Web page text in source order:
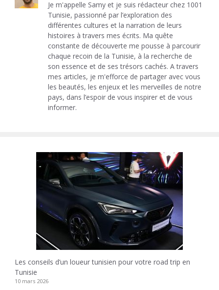
Je m'appelle Samy et je suis rédacteur chez 1001
Tunisie, passionné par l’exploration des
différentes cultures et la narration de leurs
histoires à travers mes écrits. Ma quête
constante de découverte me pousse à parcourir
chaque recoin de la Tunisie, à la recherche de
son essence et de ses trésors cachés. A travers
mes articles, je m'efforce de partager avec vous
les beautés, les enjeux et les merveilles de notre
pays, dans l’espoir de vous inspirer et de vous
informer.
Les conseils d’un loueur tunisien pour votre road trip en
Tunisie
10 mars 2026